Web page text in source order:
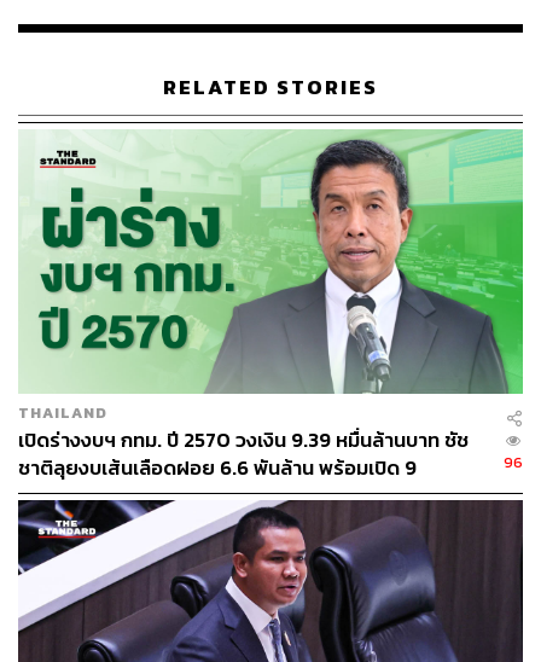
RELATED STORIES
THAILAND
เปิดร่างงบฯ กทม. ปี 2570 วงเงิน 9.39 หมื่นล้านบาท ชัช
ชาติลุยงบเส้นเลือดฝอย 6.6 พันล้าน พร้อมเปิด 9
ยุทธศาสตร์พัฒนาเมือง
96